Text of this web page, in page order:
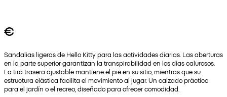
€
Sandalias ligeras de Hello Kitty para las actividades diarias. Las aberturas
en la parte superior garantizan la transpirabilidad en los días calurosos.
La tira trasera ajustable mantiene el pie en su sitio, mientras que su
estructura elástica facilita el movimiento al jugar. Un calzado práctico
para el jardín o el recreo, diseñado para ofrecer comodidad.